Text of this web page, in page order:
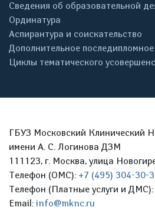
Сведения об образовательной
Ординатура
Аспирантура и соискательство
Дополнительное
Циклы тематического
ГБУЗ Московский Клинический
имени А. С. Логинова ДЗМ
111123, г. Москва, улица
Телефон (ОМС): +7 (495) 304-30-
Телефон (Платные услуги и ДМС):
Email: info@mknc.ru